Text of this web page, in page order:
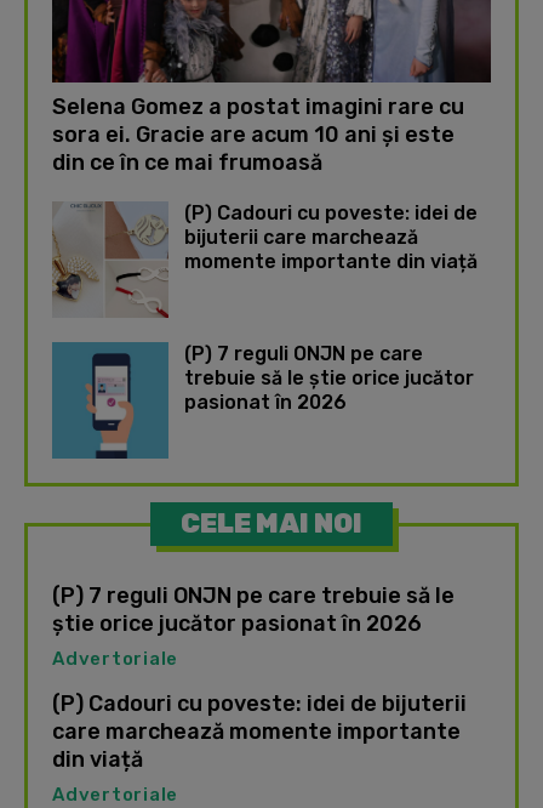
Selena Gomez a postat imagini rare cu
sora ei. Gracie are acum 10 ani și este
din ce în ce mai frumoasă
(P) Cadouri cu poveste: idei de
bijuterii care marchează
momente importante din viață
(P) 7 reguli ONJN pe care
trebuie să le știe orice jucător
pasionat în 2026
CELE MAI NOI
(P) 7 reguli ONJN pe care trebuie să le
știe orice jucător pasionat în 2026
Advertoriale
(P) Cadouri cu poveste: idei de bijuterii
care marchează momente importante
din viață
Advertoriale